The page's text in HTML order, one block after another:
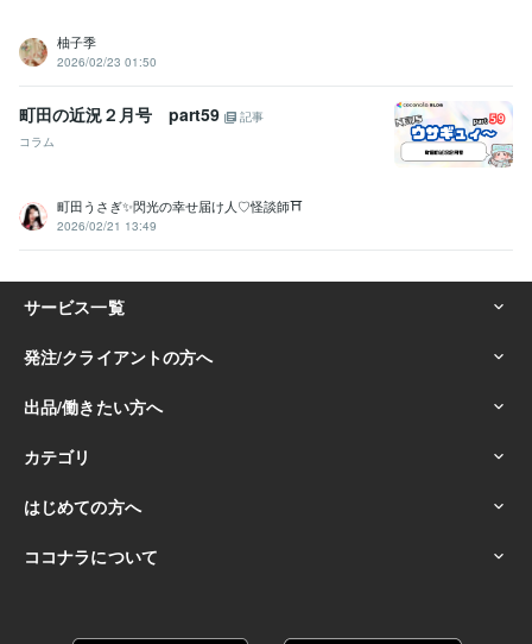
柚子季
2026/02/23 01:50
町田の近況２月号 part59
記事
コラム
町田うさぎ✨閃光の幸せ届け人♡怪談師⛩️
2026/02/21 13:49